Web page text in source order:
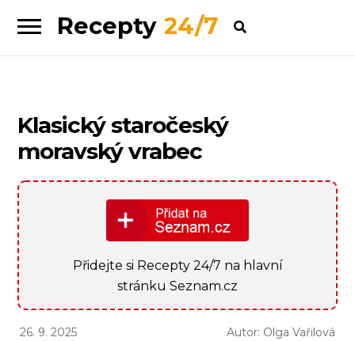
Skip
to
Skip
to
Recepty 24/7
Klasický staročeský
moravský vrabec
Přidejte si Recepty 24/7 na hlavní
stránku Seznam.cz
26. 9. 2025 Autor: Olga Vařilová